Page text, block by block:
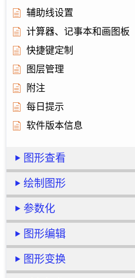
辅助线设置
计算器、记事本和画图板
快捷键定制
图层管理
附注
每日提示
软件版本信息
图形查看
绘制图形
参数化
图形编辑
图形变换